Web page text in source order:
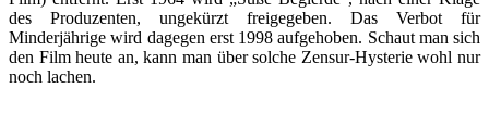
des Produzenten, ungekürzt freigegeben. Das Verbot für
Minderjährige wird dagegen erst 1998 aufgehoben. Schaut man sich
den Film heute an, kann man über solche Zensur-Hysterie wohl nur
noch lachen.